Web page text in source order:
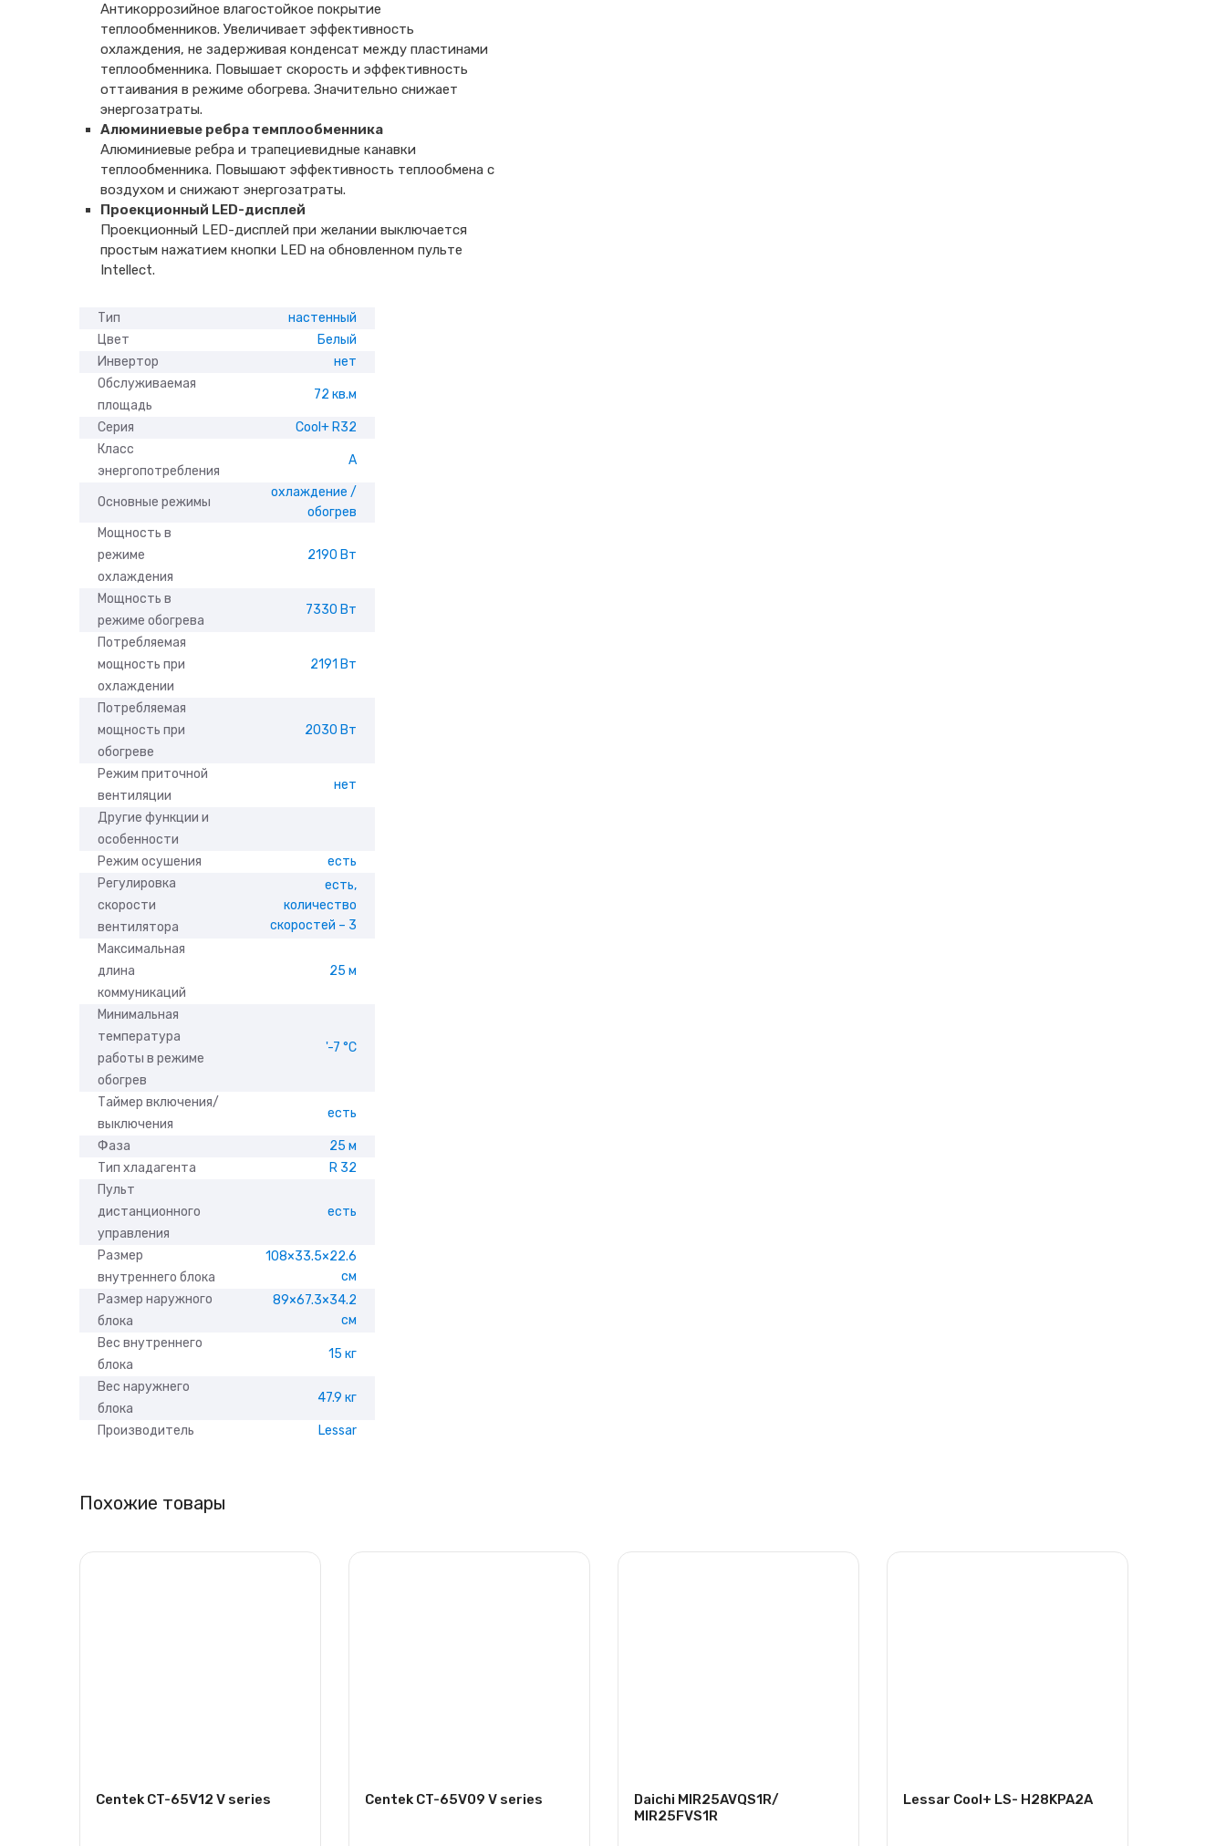
Антикоррозийное влагостойкое покрытие
теплообменников. Увеличивает эффективность
охлаждения, не задерживая конденсат между пластинами
теплообменника. Повышает скорость и эффективность
оттаивания в режиме обогрева. Значительно снижает
энергозатраты.
Алюминиевые ребра темплообменника
Алюминиевые ребра и трапециевидные канавки
теплообменника. Повышают эффективность теплообмена с
воздухом и снижают энергозатраты.
Проекционный LED-дисплей
Проекционный LED-дисплей при желании выключается
простым нажатием кнопки LED на обновленном пульте
Intellect.
Тип
настенный
Цвет
Белый
Инвертор
нет
Обслуживаемая
площадь
72 кв.м
Серия
Cool+ R32
Класс
энергопотребления
A
Основные режимы
охлаждение /
обогрев
Мощность в
режиме
охлаждения
2190 Вт
Мощность в
режиме обогрева
7330 Вт
Потребляемая
мощность при
охлаждении
2191 Вт
Потребляемая
мощность при
обогреве
2030 Вт
Режим приточной
вентиляции
нет
Другие функции и
особенности
Режим осушения
есть
Регулировка
скорости
вентилятора
есть,
количество
скоростей – 3
Максимальная
длина
коммуникаций
25 м
Минимальная
температура
работы в режиме
обогрев
'-7 °С
Таймер включения/
выключения
есть
Фаза
25 м
Тип хладагента
R 32
Пульт
дистанционного
управления
есть
Размер
внутреннего блока
108×33.5×22.6
см
Размер наружного
блока
89×67.3×34.2
см
Вес внутреннего
блока
15 кг
Вес наружнего
блока
47.9 кг
Производитель Lessar
Похожие товары
Centek CT-65V12 V series Centek CT-65V09 V series
Daichi MIR25AVQS1R/
MIR25FVS1R
Lessar Cool+ LS- H28KPA2A